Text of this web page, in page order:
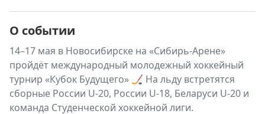
О событии
14–17 мая в Новосибирске на «Сибирь-Арене»
пройдёт международный молодежный хоккейный
турнир «Кубок Будущего» 🏒 На льду встретятся
сборные России U-20, России U-18, Беларуси U-20 и
команда Студенческой хоккейной лиги.